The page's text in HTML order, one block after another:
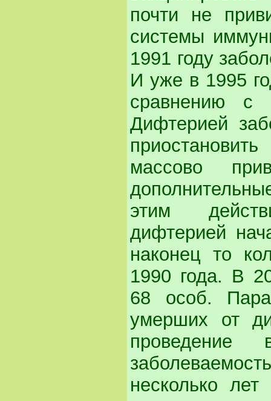
почти не
системы
1991 году
И уже в 1995
сравнению
Дифтерией
массово
этим
дифтерией
наконец то
1990 года. В
68 особ.
умерших от
несколько лет